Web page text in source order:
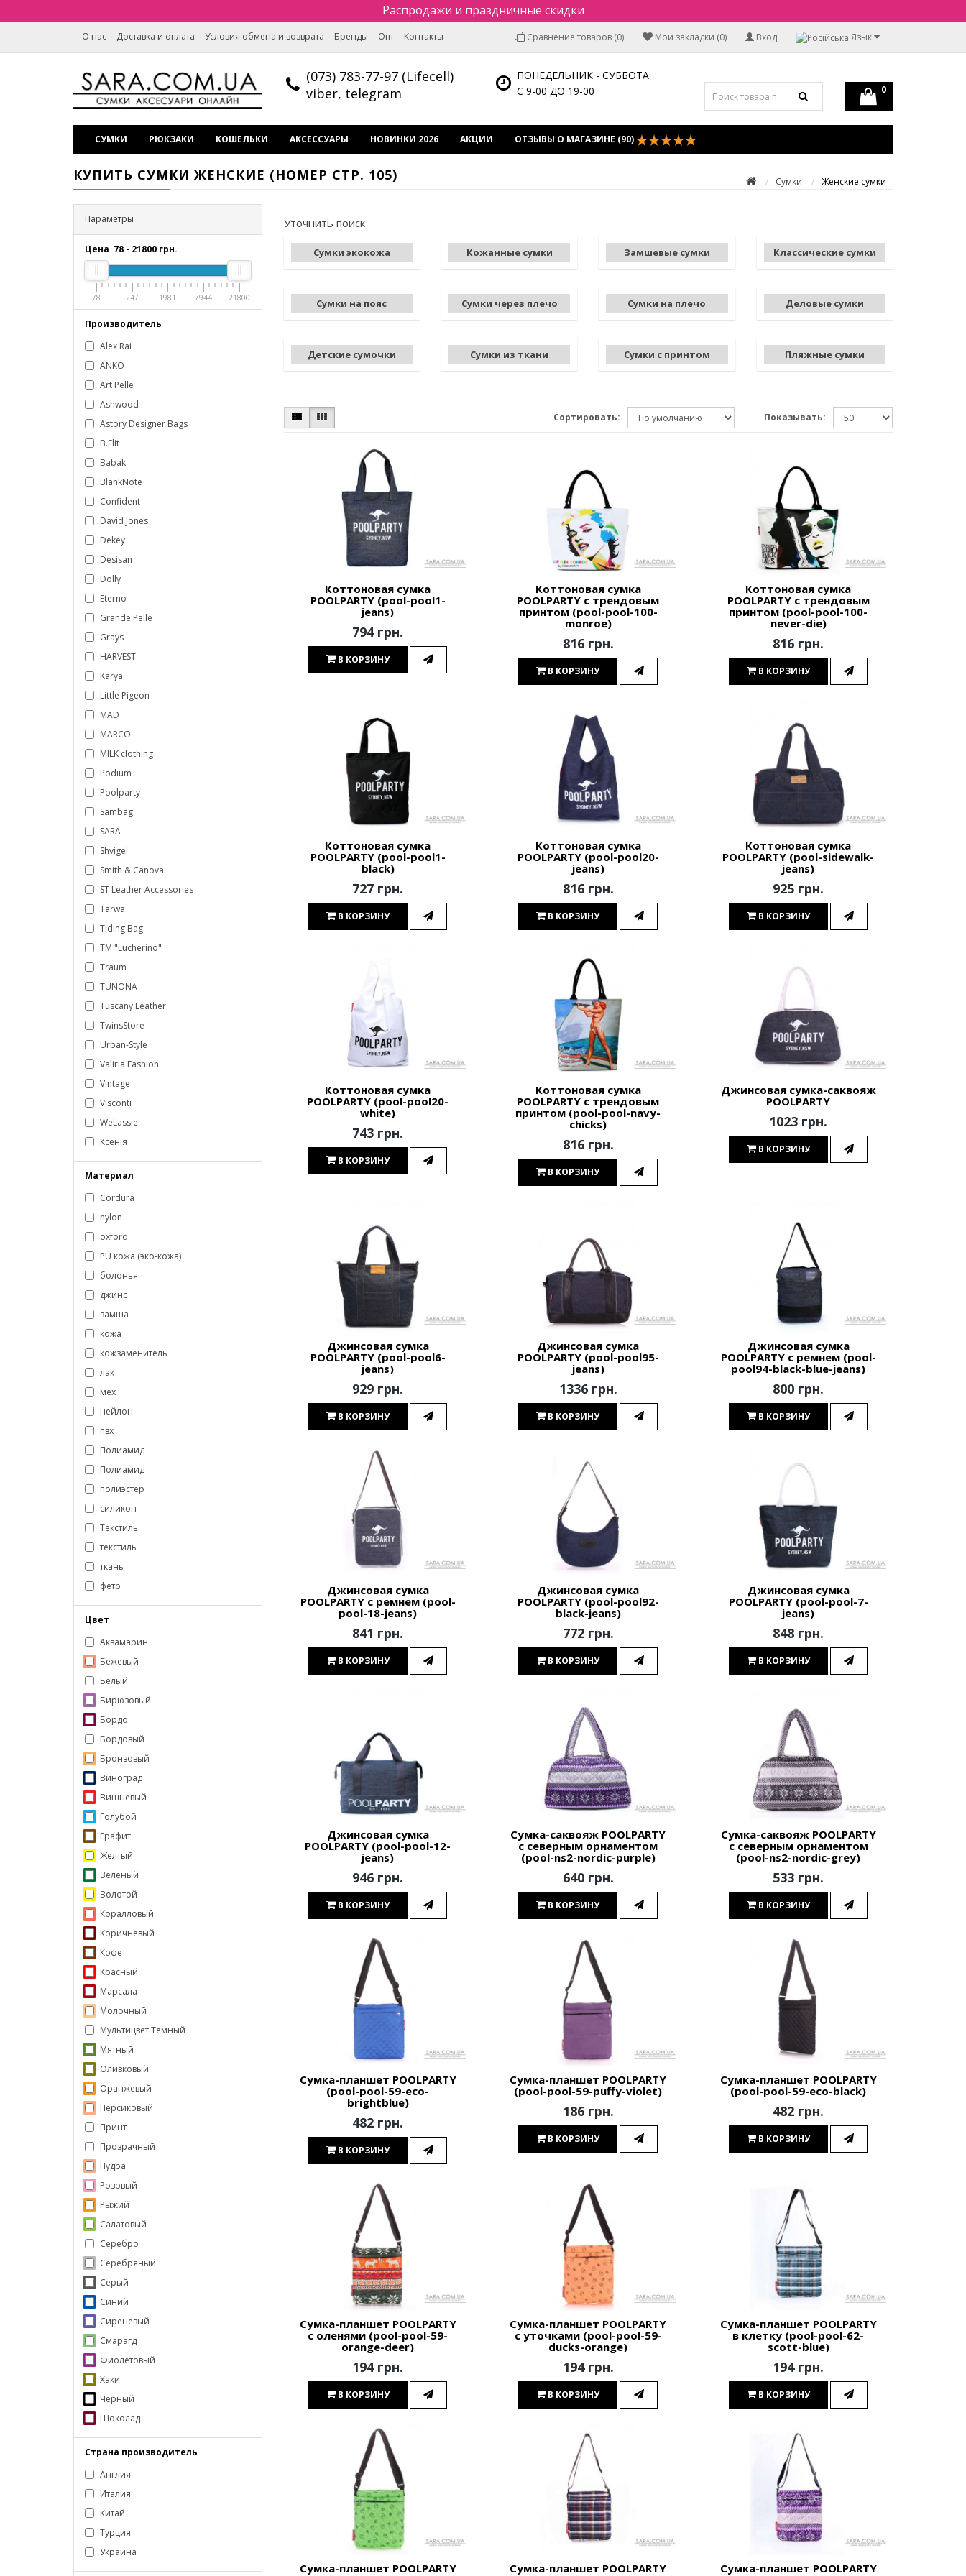
Распродажи и праздничные скидки
О нас Доставка и оплата Условия обмена и возврата Бренды Опт Контакты Язык
Вход
Мои закладки (0)
Сравнение товаров (0)
(073) 783-77-97 (Lifecell)
viber, telegram
ПОНЕДЕЛЬНИК - СУББОТА
С 9-00 ДО 19-00
0
СУМКИ РЮКЗАКИ КОШЕЛЬКИ АКСЕССУАРЫ НОВИНКИ 2026 АКЦИИ ОТЗЫВЫ О МАГАЗИНЕ (90)
Сумки Женские сумки
КУПИТЬ СУМКИ ЖЕНСКИЕ (НОМЕР СТР. 105)
Параметры
Цена 78 - 21800 грн.
78 247 1981 7944 21800
Производитель
Alex Rai
ANKO
Art Pelle
Ashwood
Astory Designer Bags
B.Elit
Babak
BlankNote
Confident
David Jones
Dekey
Desisan
Dolly
Eterno
Grande Pelle
Grays
HARVEST
Karya
Little Pigeon
MAD
MARCO
MILK clothing
Podium
Poolparty
Sambag
SARA
Shvigel
Smith & Canova
ST Leather Accessories
Tarwa
Tiding Bag
TM "Lucherino"
Traum
TUNONA
Tuscany Leather
TwinsStore
Urban-Style
Valiria Fashion
Vintage
Visconti
WeLassie
Ксенія
Материал
Cordura
nylon
oxford
PU кожа (эко-кожа)
болонья
джинс
замша
кожа
кожзаменитель
лак
мех
нейлон
пвх
Полиамид
Полиамид
полиэстер
силикон
Текстиль
текстиль
ткань
фетр
Цвет
Аквамарин
Бежевый
Белый
Бирюзовый
Бордо
Бордовый
Бронзовый
Виноград
Вишневый
Голубой
Графит
Желтый
Зеленый
Золотой
Коралловый
Коричневый
Кофе
Красный
Марсала
Молочный
Мультицвет Темный
Мятный
Оливковый
Оранжевый
Персиковый
Принт
Прозрачный
Пудра
Розовый
Рыжий
Салатовый
Серебро
Серебряный
Серый
Синий
Сиреневый
Смарагд
Фиолетовый
Хаки
Черный
Шоколад
Страна производитель
Англия
Италия
Китай
Турция
Украина
Уточнить поиск
Сумки экокожа Кожанные сумки Замшевые сумки Классические сумки
Сумки на пояс Сумки через плечо Сумки на плечо Деловые сумки
Детские сумочки Сумки из ткани Сумки с принтом Пляжные сумки
Сортировать: Показывать:
Коттоновая сумка
POOLPARTY (pool-pool1-
jeans)
794 грн.
В КОРЗИНУ
Коттоновая сумка
POOLPARTY с трендовым
принтом (pool-pool-100-
monroe)
816 грн.
В КОРЗИНУ
Коттоновая сумка
POOLPARTY с трендовым
принтом (pool-pool-100-
never-die)
816 грн.
В КОРЗИНУ
Коттоновая сумка
POOLPARTY (pool-pool1-
black)
727 грн.
В КОРЗИНУ
Коттоновая сумка
POOLPARTY (pool-pool20-
jeans)
816 грн.
В КОРЗИНУ
Коттоновая сумка
POOLPARTY (pool-sidewalk-
jeans)
925 грн.
В КОРЗИНУ
Коттоновая сумка
POOLPARTY (pool-pool20-
white)
743 грн.
В КОРЗИНУ
Коттоновая сумка
POOLPARTY с трендовым
принтом (pool-pool-navy-
chicks)
816 грн.
В КОРЗИНУ
Джинсовая сумка-саквояж
POOLPARTY
1023 грн.
В КОРЗИНУ
Джинсовая сумка
POOLPARTY (pool-pool6-
jeans)
929 грн.
В КОРЗИНУ
Джинсовая сумка
POOLPARTY (pool-pool95-
jeans)
1336 грн.
В КОРЗИНУ
Джинсовая сумка
POOLPARTY с ремнем (pool-
pool94-black-blue-jeans)
800 грн.
В КОРЗИНУ
Джинсовая сумка
POOLPARTY с ремнем (pool-
pool-18-jeans)
841 грн.
В КОРЗИНУ
Джинсовая сумка
POOLPARTY (pool-pool92-
black-jeans)
772 грн.
В КОРЗИНУ
Джинсовая сумка
POOLPARTY (pool-pool-7-
jeans)
848 грн.
В КОРЗИНУ
Джинсовая сумка
POOLPARTY (pool-pool-12-
jeans)
946 грн.
В КОРЗИНУ
Сумка-саквояж POOLPARTY
с северным орнаментом
(pool-ns2-nordic-purple)
640 грн.
В КОРЗИНУ
Сумка-саквояж POOLPARTY
с северным орнаментом
(pool-ns2-nordic-grey)
533 грн.
В КОРЗИНУ
Сумка-планшет POOLPARTY
(pool-pool-59-eco-
brightblue)
482 грн.
В КОРЗИНУ
Сумка-планшет POOLPARTY
(pool-pool-59-puffy-violet)
186 грн.
В КОРЗИНУ
Сумка-планшет POOLPARTY
(pool-pool-59-eco-black)
482 грн.
В КОРЗИНУ
Сумка-планшет POOLPARTY
с оленями (pool-pool-59-
orange-deer)
194 грн.
В КОРЗИНУ
Сумка-планшет POOLPARTY
с уточками (pool-pool-59-
ducks-orange)
194 грн.
В КОРЗИНУ
Сумка-планшет POOLPARTY
в клетку (pool-pool-62-
scott-blue)
194 грн.
В КОРЗИНУ
Сумка-планшет POOLPARTY
Сумка-планшет POOLPARTY
Сумка-планшет POOLPARTY